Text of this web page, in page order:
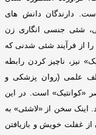
دارندگان دانش های
شئی جنسی انگاری زن
از فرآیند شئی شدنی که
» نیز، ناچیز کردن رابطه
علمی (روان پزشکی و
«کوانتیک» است
در این
اینک سخن از «لاشئی» به
از غفلت خویش و بازیافتن